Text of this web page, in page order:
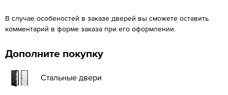
В случае особеностей в заказе дверей вы сможете оставить
комментарий в форме заказа при его оформлении.
Дополните покупку
Стальные двери